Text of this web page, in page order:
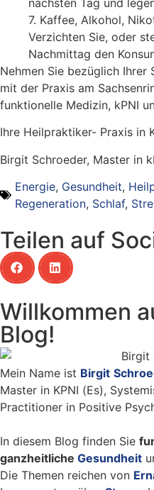
nächsten Tag und
7. Kaffee, Alkohol,
Verzichten Sie, oder
Nachmittag den
Nehmen Sie bezüglich Ihrer
mit der Praxis am
funktionelle Medizin, kPNI
Ihre Heilpraktiker- Praxis in
Birgit Schroeder, Master in
Energie, Gesundheit,
Regeneration, Schlaf,
Teilen auf
Willkommen
Blog!
Mein Name ist Birgit
Master in KPNI (Es),
Practitioner in Positive
In diesem Blog finden Sie
ganzheitliche Gesundheit
Die Themen reichen von